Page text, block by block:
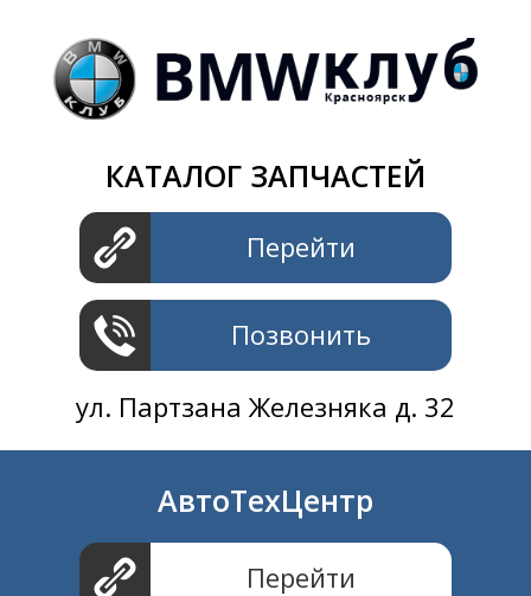
КАТАЛОГ ЗАПЧАСТЕЙ
Перейти
Позвонить
ул. Партзана Железняка д. 32
АвтоТехЦентр
Перейти
+7 391 2801414
ул. Шахтеров 61 ст.2
+7 391 2311414
ул. Шахтеров 61 ст.2